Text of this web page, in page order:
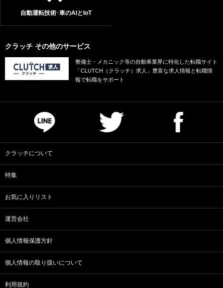
自動運転技術･車のAIとIoT
クラッチ その他のサービス
整備士・メカニック等の自動車業界に特化した転職サイト
「CLUTCH（クラッチ）求人」豊富な求人情報と転職情
報で転職をサポート
クラッチについて
特集
お気に入りリスト
運営会社
個人情報保護方針
個人情報の取り扱いについて
利用規約